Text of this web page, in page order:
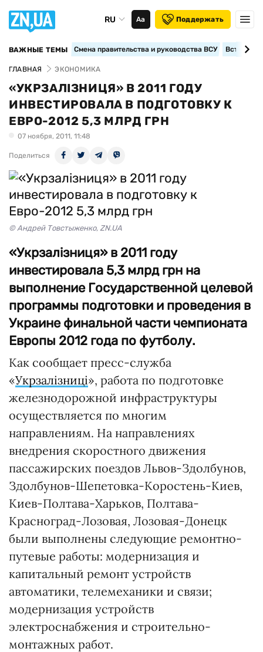
RU Аа Поддержать
ВАЖНЫЕ ТЕМЫ Смена правительства и руководства ВСУ
ГЛАВНАЯ ЭКОНОМИКА
«УКРЗАЛІЗНИЦЯ» В 2011 ГОДУ
ИНВЕСТИРОВАЛА В ПОДГОТОВКУ К
ЕВРО-2012 5,3 МЛРД ГРН
07 ноября, 2011, 11:48
Поделиться
© Андрей Товстыженко, ZN.UA
«Укрзалізниця» в 2011 году
инвестировала 5,3 млрд грн на
выполнение Государственной целевой
программы подготовки и проведения в
Украине финальной части чемпионата
Европы 2012 года по футболу.
Как сообщает пресс-служба
«Укрзалізниці», работа по подготовке
железнодорожной инфраструктуры
осуществляется по многим
направлениям. На направлениях
внедрения скоростного движения
пассажирских поездов Львов-Здолбунов,
Здолбунов-Шепетовка-Коростень-Киев,
Киев-Полтава-Харьков, Полтава-
Красноград-Лозовая, Лозовая-Донецк
были выполнены следующие ремонтно-
путевые работы: модернизация и
капитальный ремонт устройств
автоматики, телемеханики и связи;
модернизация устройств
электроснабжения и строительно-
монтажных работ.